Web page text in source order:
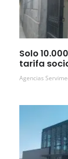
Solo
tarifa
Agencias